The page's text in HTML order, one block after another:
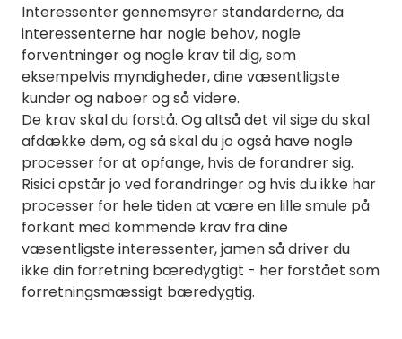
Interessenter gennemsyrer standarderne, da
interessenterne har nogle behov, nogle
forventninger og nogle krav til dig, som
eksempelvis myndigheder, dine væsentligste
kunder og naboer og så videre.
De krav skal du forstå. Og altså det vil sige du skal
afdække dem, og så skal du jo også have nogle
processer for at opfange, hvis de forandrer sig.
Risici opstår jo ved forandringer og hvis du ikke har
processer for hele tiden at være en lille smule på
forkant med kommende krav fra dine
væsentligste interessenter, jamen så driver du
ikke din forretning bæredygtigt - her forstået som
forretningsmæssigt bæredygtig.